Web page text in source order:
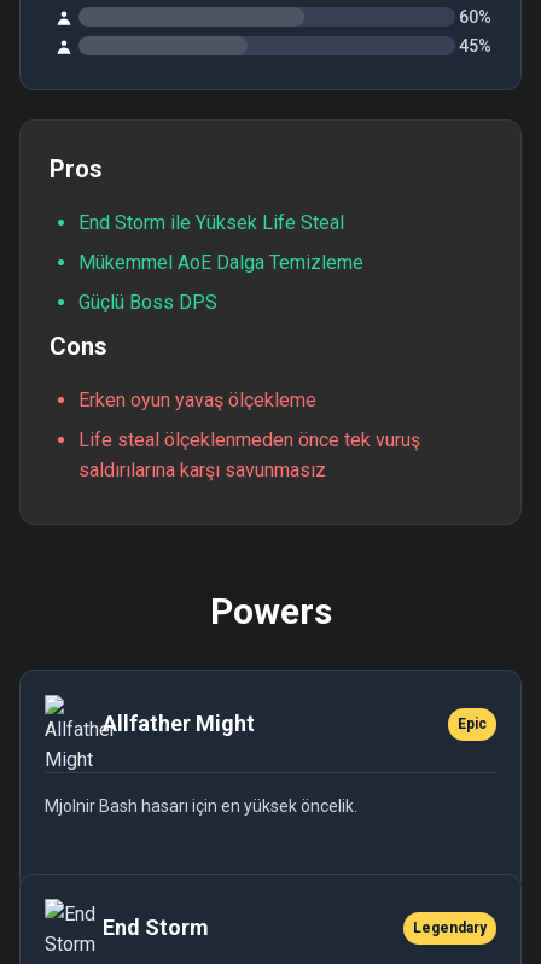
60%
45%
Pros
End Storm ile Yüksek Life Steal
Mükemmel AoE Dalga Temizleme
Güçlü Boss DPS
Cons
Erken oyun yavaş ölçekleme
Life steal ölçeklenmeden önce tek vuruş
saldırılarına karşı savunmasız
Powers
Allfather Might Epic
Mjolnir Bash hasarı için en yüksek öncelik.
End Storm Legendary